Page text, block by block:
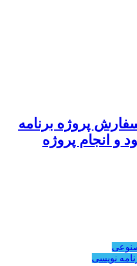
پروژه برنامه
و انجام پروژه
نویسی